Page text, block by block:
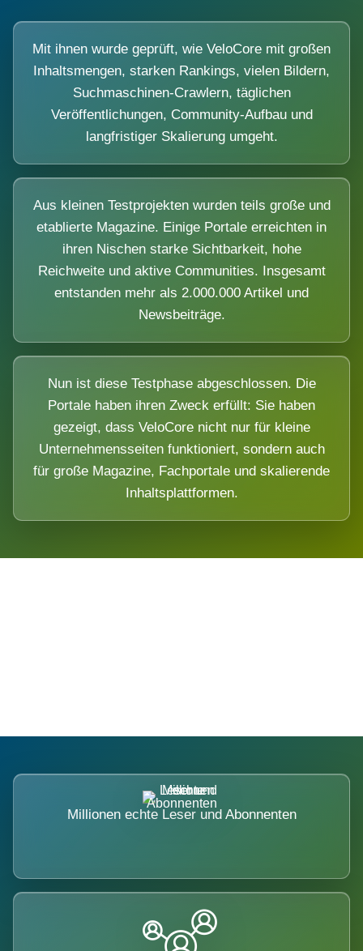
Mit ihnen wurde geprüft, wie VeloCore mit großen
Inhaltsmengen, starken Rankings, vielen Bildern,
Suchmaschinen-Crawlern, täglichen
Veröffentlichungen, Community-Aufbau und
langfristiger Skalierung umgeht.
Aus kleinen Testprojekten wurden teils große und
etablierte Magazine. Einige Portale erreichten in
ihren Nischen starke Sichtbarkeit, hohe
Reichweite und aktive Communities. Insgesamt
entstanden mehr als 2.000.000 Artikel und
Newsbeiträge.
Nun ist diese Testphase abgeschlossen. Die
Portale haben ihren Zweck erfüllt: Sie haben
gezeigt, dass VeloCore nicht nur für kleine
Unternehmensseiten funktioniert, sondern auch
für große Magazine, Fachportale und skalierende
Inhaltsplattformen.
Millionen echte Leser und Abonnenten